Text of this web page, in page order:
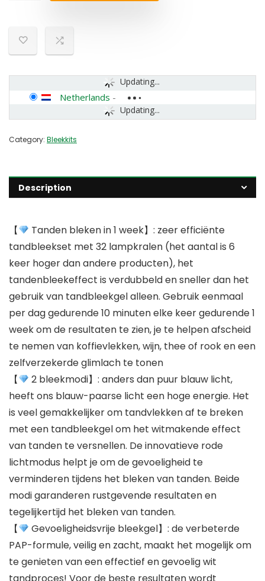
Updating...
Updating...
Netherlands -
Category: Bleekkits
Description
【
Tanden bleken in 1 week】: zeer efficiënte
tandbleekset met 32 lampkralen (het aantal is 6
keer hoger dan andere producten), het
tandenbleekeffect is verdubbeld en sneller dan het
gebruik van tandbleekgel alleen. Gebruik eenmaal
per dag gedurende 10 minuten elke keer gedurende 1
week om de resultaten te zien, je te helpen afscheid
te nemen van koffievlekken, wijn, thee of rook en een
zelfverzekerde glimlach te tonen
【
2 bleekmodi】: anders dan puur blauw licht,
heeft ons blauw-paarse licht een hoge energie. Het
is veel gemakkelijker om tandvlekken af te breken
met een tandbleekgel om het witmakende effect
van tanden te versnellen. De innovatieve rode
lichtmodus helpt je om de gevoeligheid te
verminderen tijdens het bleken van tanden. Beide
modi garanderen rustgevende resultaten en
tegelijkertijd het bleken van tanden.
【
Gevoeligheidsvrije bleekgel】: de verbeterde
PAP-formule, veilig en zacht, maakt het mogelijk om
te genieten van een effectief en gevoelig wit